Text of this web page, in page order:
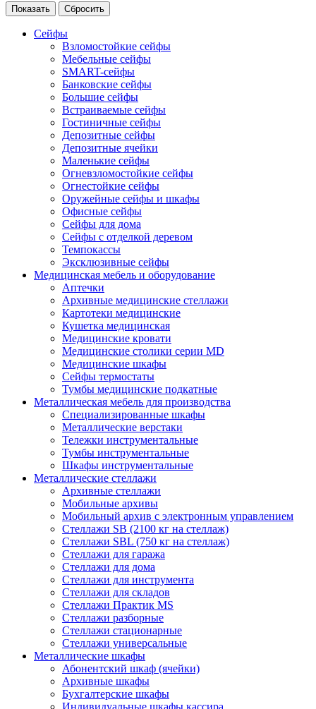
Сейфы
Взломостойкие сейфы
Мебельные сейфы
SMART-сейфы
Банковские сейфы
Большие сейфы
Встраиваемые сейфы
Гостиничные сейфы
Депозитные сейфы
Депозитные ячейки
Маленькие сейфы
Огневзломостойкие сейфы
Огнестойкие сейфы
Оружейные сейфы и шкафы
Офисные сейфы
Сейфы для дома
Сейфы с отделкой деревом
Темпокассы
Эксклюзивные сейфы
Медицинская мебель и оборудование
Аптечки
Архивные медицинские стеллажи
Картотеки медицинские
Кушетка медицинская
Медицинские кровати
Медицинские столики серии MD
Медицинские шкафы
Сейфы термостаты
Тумбы медицинские подкатные
Металлическая мебель для производства
Cпециализированные шкафы
Металлические верстаки
Тележки инструментальные
Тумбы инструментальные
Шкафы инструментальные
Металлические стеллажи
Архивные стеллажи
Мобильные архивы
Мобильный архив с электронным управлением
Стеллажи SB (2100 кг на стеллаж)
Стеллажи SBL (750 кг на стеллаж)
Стеллажи для гаража
Стеллажи для дома
Стеллажи для инструмента
Стеллажи для складов
Стеллажи Практик MS
Стеллажи разборные
Стеллажи стационарные
Стеллажи универсальные
Металлические шкафы
Абонентский шкаф (ячейки)
Архивные шкафы
Бухгалтерские шкафы
Индивидуальные шкафы кассира